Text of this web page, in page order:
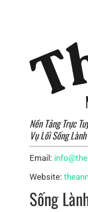
Nền Tảng Trực
Vụ Lối Sống
Email:
Website:
Sống